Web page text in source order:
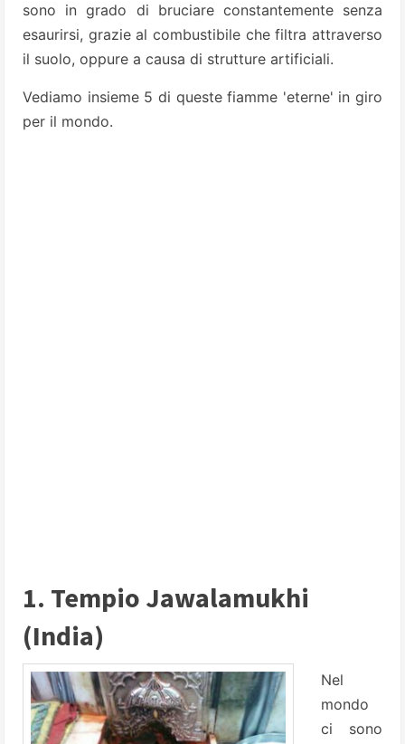
sono in grado di bruciare constantemente senza
esaurirsi, grazie al combustibile che filtra attraverso
il suolo, oppure a causa di strutture artificiali.
Vediamo insieme 5 di queste fiamme 'eterne' in giro
per il mondo.
1. Tempio Jawalamukhi
(India)
Nel
mondo
ci sono